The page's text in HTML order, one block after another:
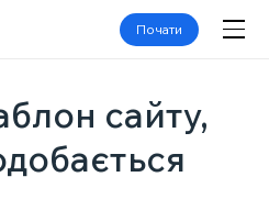
Почати
сайту,